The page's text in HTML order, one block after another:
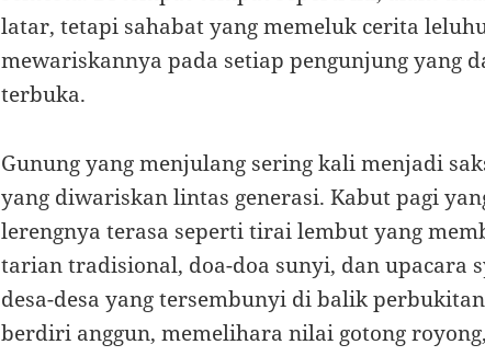
latar, tetapi sahabat yang memeluk cerita
mewariskannya pada setiap pengunjung yang
terbuka.
Gunung yang menjulang sering kali menjadi
yang diwariskan lintas generasi. Kabut pagi
lerengnya terasa seperti tirai lembut yang
tarian tradisional, doa-doa sunyi, dan upacara
desa-desa yang tersembunyi di balik
berdiri anggun, memelihara nilai gotong